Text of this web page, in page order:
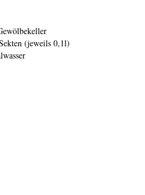
(jeweils 0,1l)